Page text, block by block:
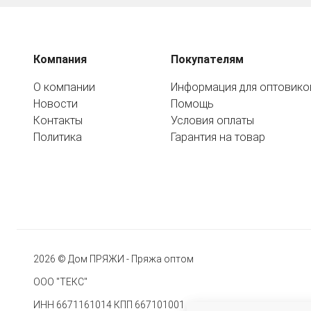
Компания
О компании
Новости
Контакты
Политика
Покупателям
Информация для
Помощь
Условия оплаты
Гарантия на товар
2026 © Дом ПРЯЖИ - Пряжа оптом
ООО "ТЕКС"
ИНН 6671161014 КПП 667101001